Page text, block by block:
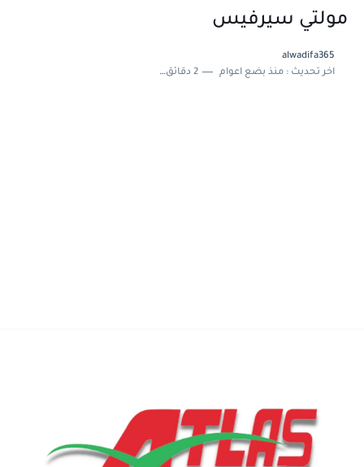
مولتي سيرفيس
alwadifa365
اخر تحديث :منذ بضع اعوام 2 دقائق للقراءة